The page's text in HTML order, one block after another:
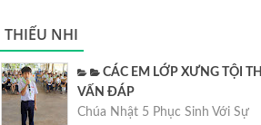
THIẾU NHI
CÁC EM LỚP XƯNG TỘI THI
VẤN ĐÁP
Chúa Nhật 5 Phục Sinh Với Sự